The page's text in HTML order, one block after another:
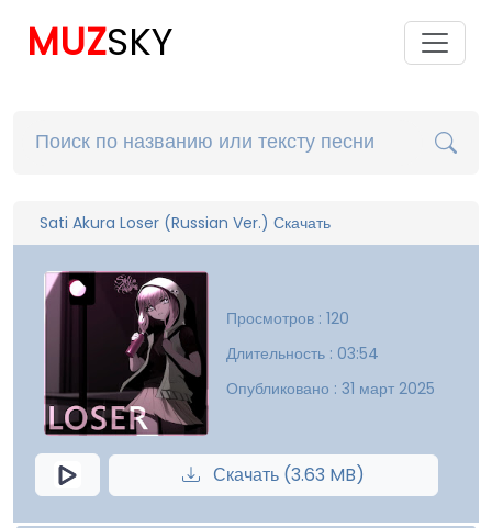
MUZSKY
Sati Akura Loser (Russian Ver.) Скачать
Просмотров : 120
Длительность : 03:54
Опубликовано : 31 март 2025
Скачать (3.63 MB)